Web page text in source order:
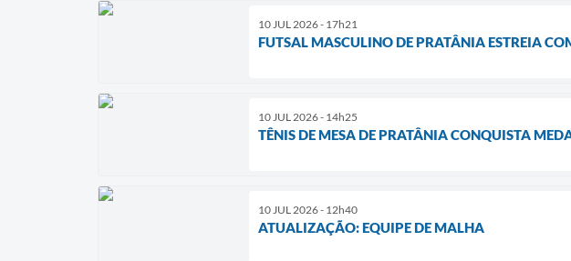
10 JUL 2026 - 17h21
FUTSAL MASCULINO DE PRATÂNIA ESTREIA
10 JUL 2026 - 14h25
TÊNIS DE MESA DE PRATÂNIA CONQUISTA
10 JUL 2026 - 12h40
ATUALIZAÇÃO: EQUIPE DE MALHA